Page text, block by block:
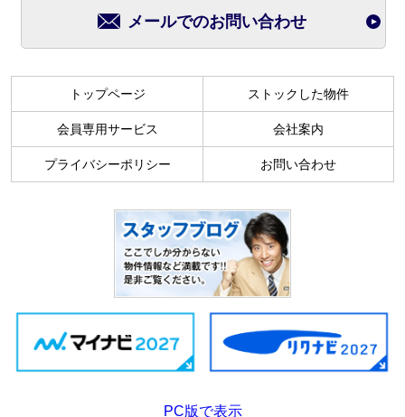
メールでのお問い合わせ
トップページ ストックした物件
会員専用サービス 会社案内
プライバシーポリシー お問い合わせ
PC版で表示